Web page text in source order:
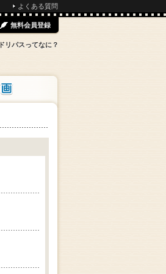
よくある質問
無料会員登録
ドリパスってなに？